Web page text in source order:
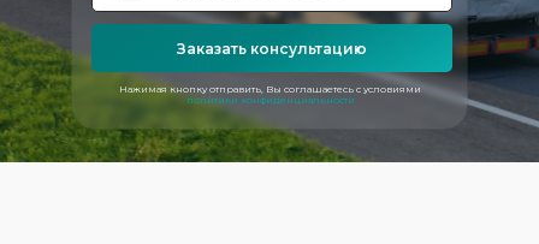
Нажимая кнопку отправить, Вы соглашаетесь с условиями
политики конфиденциальности
Заказать консультацию
Оформление автомобилей, мотоциклов,
грузовиков, автобусов из Армении требует
точности, глубокого знания
законодательства и строго соблюдения
всех формальностей. Республика Армения